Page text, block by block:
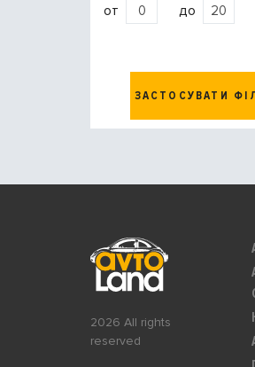
от до
ЗАСТОСУВАТИ
2026 All rights
reserved